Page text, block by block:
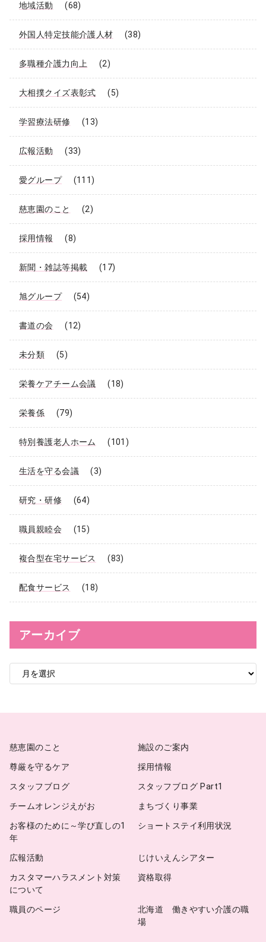
地域活動 (68)
外国人特定技能介護人材 (38)
多職種介護力向上 (2)
大相撲クイズ表彰式 (5)
学習療法研修 (13)
広報活動 (33)
愛グループ (111)
慈恵園のこと (2)
採用情報 (8)
新聞・雑誌等掲載 (17)
旭グループ (54)
書道の会 (12)
未分類 (5)
栄養ケアチーム会議 (18)
栄養係 (79)
特別養護老人ホーム (101)
生活を守る会議 (3)
研究・研修 (64)
職員親睦会 (15)
複合型在宅サービス (83)
配食サービス (18)
アーカイブ
ア
カ
慈恵園のこと
施設のご案内
尊厳を守るケア
採用情報
スタッフブログ
スタッフブログ Part1
チームオレンジえがお
まちづくり事業
お客様のために～学び直しの1
年
ショートステイ利用状況
広報活動
じけいえんシアター
カスタマーハラスメント対策
について
資格取得
職員のページ
北海道 働きやすい介護の職
場